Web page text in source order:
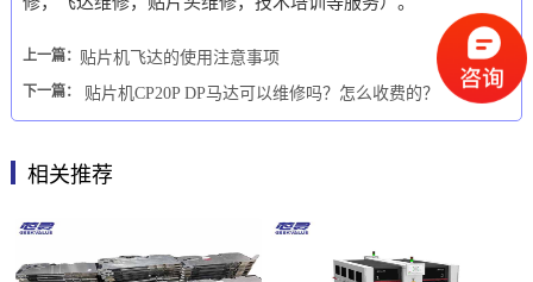
上一篇： 贴片机飞达的使用注意事项
下一篇： 贴片机CP20P DP马达可以维修吗？怎么收费的？
相关推荐